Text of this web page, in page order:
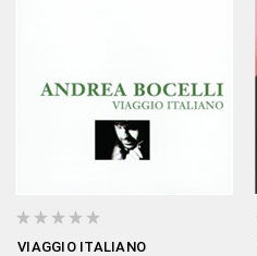
VIAGGIO ITALIANO